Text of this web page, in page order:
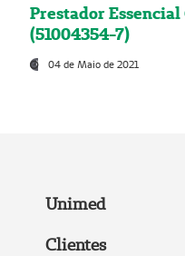
Prestador
(51004354-7)
04 de Maio de 2021
Unimed
Clientes